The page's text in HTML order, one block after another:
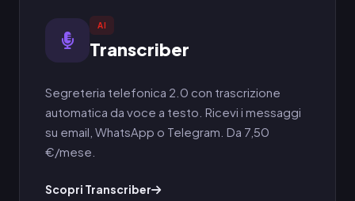
AI
Transcriber
Segreteria telefonica 2.0 con trascrizione
automatica da voce a testo. Ricevi i messaggi
su email, WhatsApp o Telegram. Da 7,50
€/mese.
Scopri Transcriber